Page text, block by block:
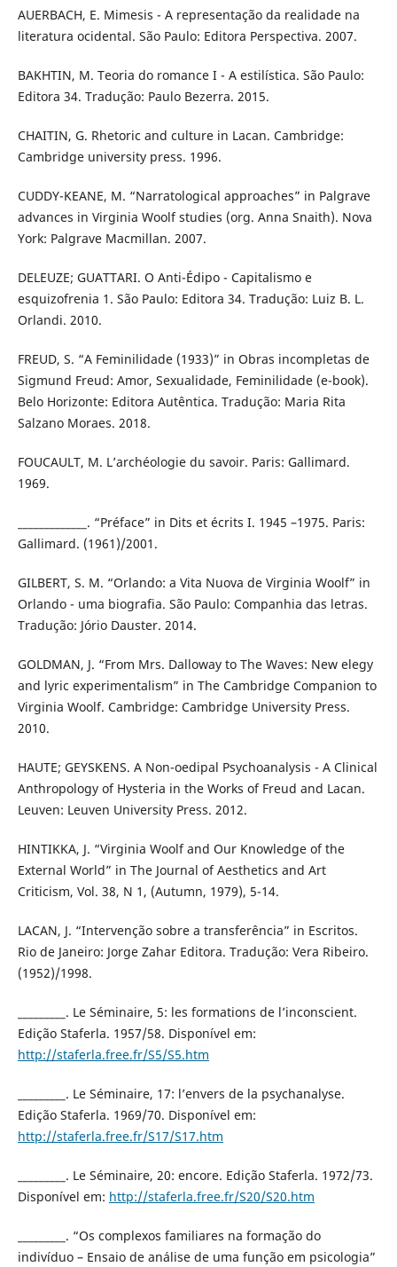
AUERBACH, E. Mimesis - A representação da realidade na
literatura ocidental. São Paulo: Editora Perspectiva. 2007.
BAKHTIN, M. Teoria do romance I - A estilística. São Paulo:
Editora 34. Tradução: Paulo Bezerra. 2015.
CHAITIN, G. Rhetoric and culture in Lacan. Cambridge:
Cambridge university press. 1996.
CUDDY-KEANE, M. “Narratological approaches” in Palgrave
advances in Virginia Woolf studies (org. Anna Snaith). Nova
York: Palgrave Macmillan. 2007.
DELEUZE; GUATTARI. O Anti-Édipo - Capitalismo e
esquizofrenia 1. São Paulo: Editora 34. Tradução: Luiz B. L.
Orlandi. 2010.
FREUD, S. “A Feminilidade (1933)” in Obras incompletas de
Sigmund Freud: Amor, Sexualidade, Feminilidade (e-book).
Belo Horizonte: Editora Autêntica. Tradução: Maria Rita
Salzano Moraes. 2018.
FOUCAULT, M. L’archéologie du savoir. Paris: Gallimard.
1969.
_____________. “Préface” in Dits et écrits I. 1945 –1975. Paris:
Gallimard. (1961)/2001.
GILBERT, S. M. “Orlando: a Vita Nuova de Virginia Woolf” in
Orlando - uma biografia. São Paulo: Companhia das letras.
Tradução: Jório Dauster. 2014.
GOLDMAN, J. “From Mrs. Dalloway to The Waves: New elegy
and lyric experimentalism” in The Cambridge Companion to
Virginia Woolf. Cambridge: Cambridge University Press.
2010.
HAUTE; GEYSKENS. A Non-oedipal Psychoanalysis - A Clinical
Anthropology of Hysteria in the Works of Freud and Lacan.
Leuven: Leuven University Press. 2012.
HINTIKKA, J. “Virginia Woolf and Our Knowledge of the
External World” in The Journal of Aesthetics and Art
Criticism, Vol. 38, N 1, (Autumn, 1979), 5-14.
LACAN, J. “Intervenção sobre a transferência” in Escritos.
Rio de Janeiro: Jorge Zahar Editora. Tradução: Vera Ribeiro.
(1952)/1998.
_________. Le Séminaire, 5: les formations de l’inconscient.
Edição Staferla. 1957/58. Disponível em:
http://staferla.free.fr/S5/S5.htm
_________. Le Séminaire, 17: l’envers de la psychanalyse.
Edição Staferla. 1969/70. Disponível em:
http://staferla.free.fr/S17/S17.htm
_________. Le Séminaire, 20: encore. Edição Staferla. 1972/73.
Disponível em: http://staferla.free.fr/S20/S20.htm
_________. “Os complexos familiares na formação do
indivíduo – Ensaio de análise de uma função em psicologia”